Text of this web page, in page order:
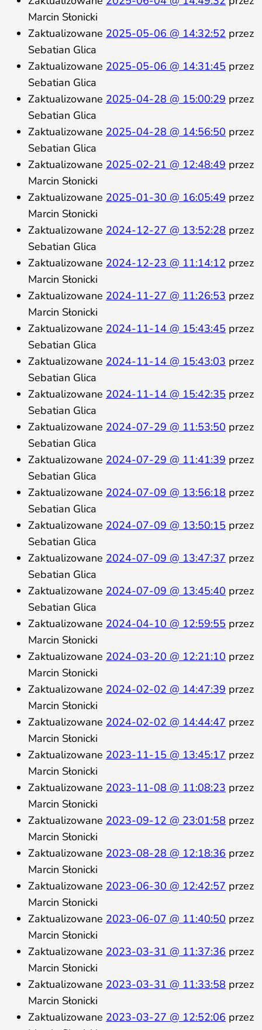
Marcin Słonicki
Zaktualizowane 2025-05-06 @ 14:32:52 przez
Sebatian Glica
Zaktualizowane 2025-05-06 @ 14:31:45 przez
Sebatian Glica
Zaktualizowane 2025-04-28 @ 15:00:29 przez
Sebatian Glica
Zaktualizowane 2025-04-28 @ 14:56:50 przez
Sebatian Glica
Zaktualizowane 2025-02-21 @ 12:48:49 przez
Marcin Słonicki
Zaktualizowane 2025-01-30 @ 16:05:49 przez
Marcin Słonicki
Zaktualizowane 2024-12-27 @ 13:52:28 przez
Sebatian Glica
Zaktualizowane 2024-12-23 @ 11:14:12 przez
Marcin Słonicki
Zaktualizowane 2024-11-27 @ 11:26:53 przez
Marcin Słonicki
Zaktualizowane 2024-11-14 @ 15:43:45 przez
Sebatian Glica
Zaktualizowane 2024-11-14 @ 15:43:03 przez
Sebatian Glica
Zaktualizowane 2024-11-14 @ 15:42:35 przez
Sebatian Glica
Zaktualizowane 2024-07-29 @ 11:53:50 przez
Sebatian Glica
Zaktualizowane 2024-07-29 @ 11:41:39 przez
Sebatian Glica
Zaktualizowane 2024-07-09 @ 13:56:18 przez
Sebatian Glica
Zaktualizowane 2024-07-09 @ 13:50:15 przez
Sebatian Glica
Zaktualizowane 2024-07-09 @ 13:47:37 przez
Sebatian Glica
Zaktualizowane 2024-07-09 @ 13:45:40 przez
Sebatian Glica
Zaktualizowane 2024-04-10 @ 12:59:55 przez
Marcin Słonicki
Zaktualizowane 2024-03-20 @ 12:21:10 przez
Marcin Słonicki
Zaktualizowane 2024-02-02 @ 14:47:39 przez
Marcin Słonicki
Zaktualizowane 2024-02-02 @ 14:44:47 przez
Marcin Słonicki
Zaktualizowane 2023-11-15 @ 13:45:17 przez
Marcin Słonicki
Zaktualizowane 2023-11-08 @ 11:08:23 przez
Marcin Słonicki
Zaktualizowane 2023-09-12 @ 23:01:58 przez
Marcin Słonicki
Zaktualizowane 2023-08-28 @ 12:18:36 przez
Marcin Słonicki
Zaktualizowane 2023-06-30 @ 12:42:57 przez
Marcin Słonicki
Zaktualizowane 2023-06-07 @ 11:40:50 przez
Marcin Słonicki
Zaktualizowane 2023-03-31 @ 11:37:36 przez
Marcin Słonicki
Zaktualizowane 2023-03-31 @ 11:33:58 przez
Marcin Słonicki
Zaktualizowane 2023-03-27 @ 12:52:06 przez